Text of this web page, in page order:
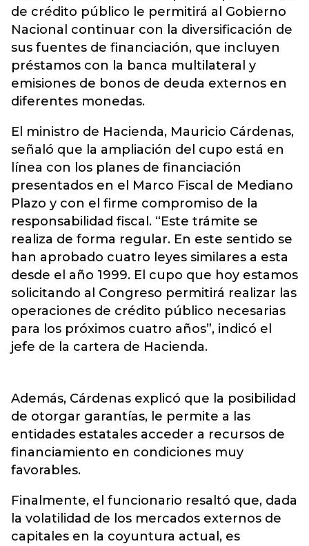
de crédito público le permitirá al Gobierno
Nacional continuar con la diversificación de
sus fuentes de financiación, que incluyen
préstamos con la banca multilateral y
emisiones de bonos de deuda externos en
diferentes monedas.
El ministro de Hacienda, Mauricio Cárdenas,
señaló que la ampliación del cupo está en
línea con los planes de financiación
presentados en el Marco Fiscal de Mediano
Plazo y con el firme compromiso de la
responsabilidad fiscal. “Este trámite se
realiza de forma regular. En este sentido se
han aprobado cuatro leyes similares a esta
desde el año 1999. El cupo que hoy estamos
solicitando al Congreso permitirá realizar las
operaciones de crédito público necesarias
para los próximos cuatro años”, indicó el
jefe de la cartera de Hacienda.
Además, Cárdenas explicó que la posibilidad
de otorgar garantías, le permite a las
entidades estatales acceder a recursos de
financiamiento en condiciones muy
favorables.
Finalmente, el funcionario resaltó que, dada
la volatilidad de los mercados externos de
capitales en la coyuntura actual, es